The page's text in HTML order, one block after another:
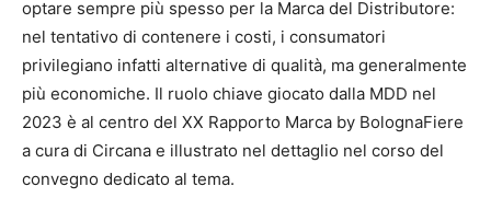
optare sempre più spesso per la Marca del Distributore:
nel tentativo di contenere i costi, i consumatori
privilegiano infatti alternative di qualità, ma generalmente
più economiche. Il ruolo chiave giocato dalla MDD nel
2023 è al centro del XX Rapporto Marca by BolognaFiere
a cura di Circana e illustrato nel dettaglio nel corso del
convegno dedicato al tema.